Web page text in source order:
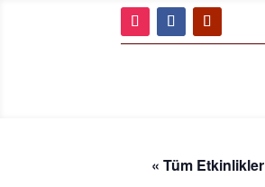
« Tüm Etkinlikler